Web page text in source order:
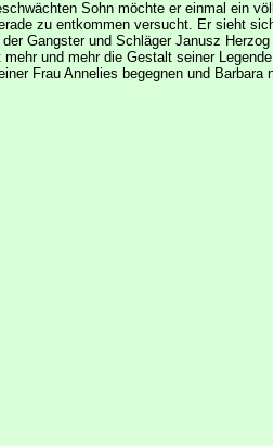
Sohn möchte er einmal ein
zu entkommen versucht. Er sieht
Gangster und Schläger Janusz
und mehr die Gestalt seiner
Frau Annelies begegnen und